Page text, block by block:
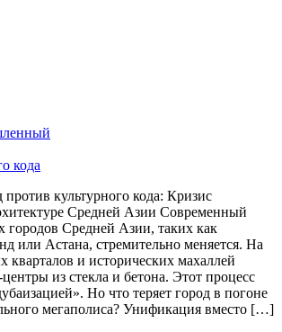
кода
культурного кода: Кризис
Средней Азии Современный
городов Средней Азии, таких как
или Астана, стремительно меняется. На
кварталов и исторических махаллей
из стекла и бетона. Этот процесс
Но что теряет город в погоне
мегаполиса? Унификация вместо […]